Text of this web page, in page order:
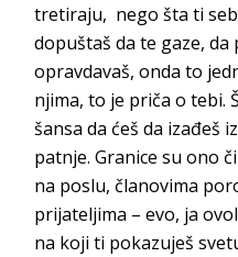
tretiraju, nego šta ti
dopuštaš da te gaze,
opravdavaš, onda to
njima, to je priča o tebi.
šansa da ćeš da izađeš
patnje. Granice su ono
na poslu, članovima
prijateljima – evo, ja
na koji ti pokazuješ